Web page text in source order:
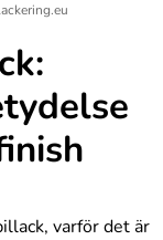
varför det är